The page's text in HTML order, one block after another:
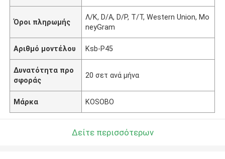
Όροι πληρωμής
Λ/Κ, D/A, D/P, T/T, Western Union, Mo
neyGram
Αριθμό μοντέλου Ksb-P45
Δυνατότητα προ
σφοράς
20 σετ ανά μήνα
Μάρκα KOSOBO
Δείτε περισσότερων